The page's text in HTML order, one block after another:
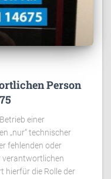
Person
einer
„nur“ technischer
fehlenden oder
verantwortlichen
hierfür die Rolle der